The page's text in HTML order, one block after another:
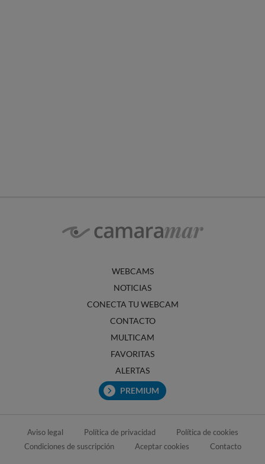
WEBCAMS
NOTICIAS
CONECTA TU WEBCAM
CONTACTO
MULTICAM
FAVORITAS
ALERTAS
PREMIUM
Aviso legal Política de privacidad
Política de cookies
Condiciones de suscripción
Aceptar cookies Contacto